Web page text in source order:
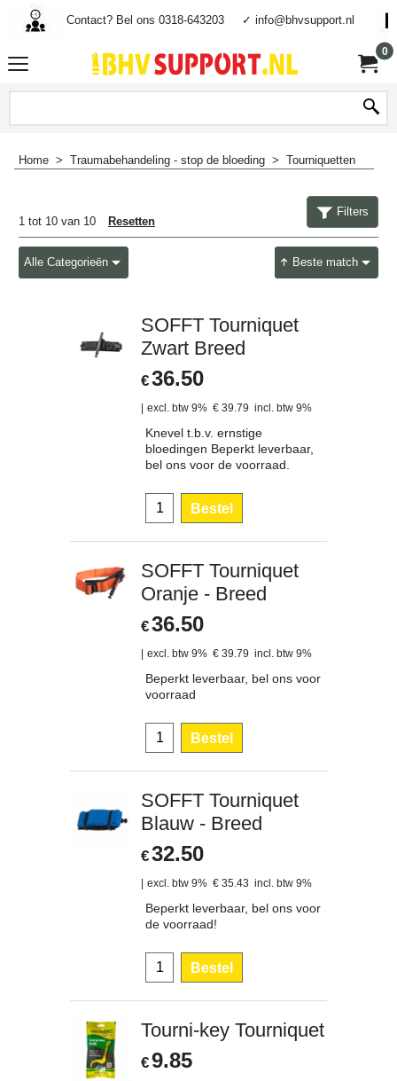
Contact? Bel ons 0318-643203 ✓ info@bhvsupport.nl
0
Home > Traumabehandeling - stop de bloeding > Tourniquetten
1 tot 10 van 10 Resetten
Filters
Alle Categorieën Beste match
SOFFT Tourniquet
Zwart Breed
€36.50
excl. btw 9% € 39.79 incl. btw 9%
Knevel t.b.v. ernstige
bloedingen Beperkt leverbaar,
bel ons voor de voorraad.
Bestel
SOFFT Tourniquet
Oranje - Breed
€36.50
excl. btw 9% € 39.79 incl. btw 9%
Beperkt leverbaar, bel ons voor
voorraad
Bestel
SOFFT Tourniquet
Blauw - Breed
€32.50
excl. btw 9% € 35.43 incl. btw 9%
Beperkt leverbaar, bel ons voor
de voorraad!
Bestel
Tourni-key Tourniquet
€9.85